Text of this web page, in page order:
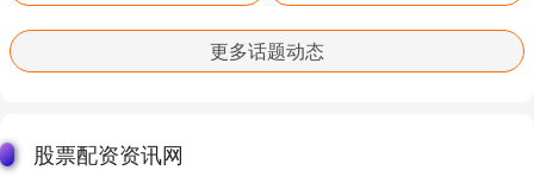
更多话题动态
股票配资资讯网